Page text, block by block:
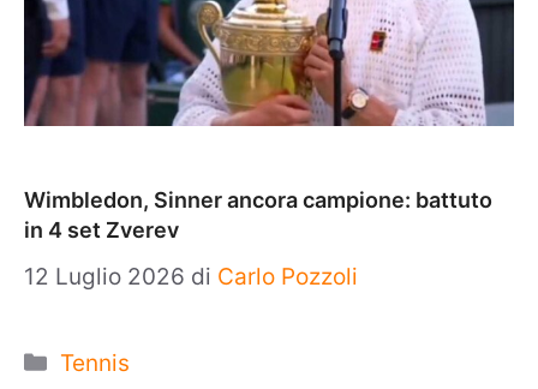
Wimbledon, Sinner ancora campione: battuto
in 4 set Zverev
12 Luglio 2026 di Carlo Pozzoli
Categorie
Tennis